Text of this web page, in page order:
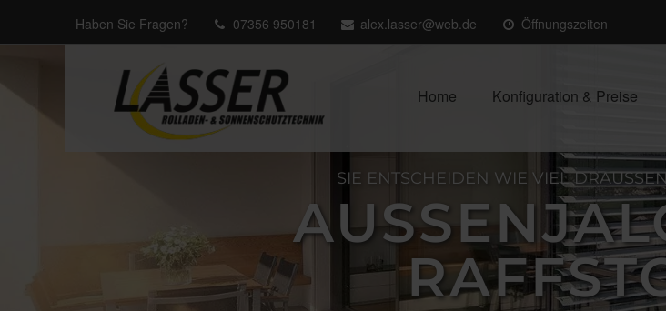
Haben Sie Fragen? 07356 950181 alex.lasser@web.de Öffnungszeiten
Home Konfiguration & Preise
SIE ENTSCHEIDEN WIE VIEL DRAUSSEN